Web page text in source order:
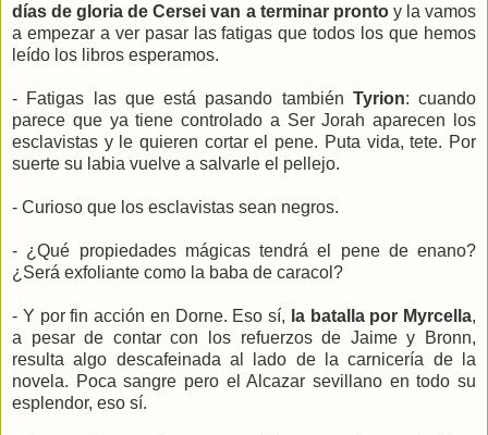
días de gloria de Cersei van a terminar prontoy la vamos
a empezar a ver pasar las fatigas que todos los que hemos
leído los libros esperamos.
- Fatigas las que está pasando también Tyrion: cuando
parece que ya tiene controlado a Ser Jorah aparecen los
esclavistas y le quieren cortar el pene. Puta vida, tete. Por
suerte su labia vuelve a salvarle el pellejo.
- Curioso que los esclavistas sean negros.
- ¿Qué propiedades mágicas tendrá el pene de enano?
¿Será exfoliante como la baba de caracol?
- Y por fin acción en Dorne. Eso sí, la batalla por Myrcella,
a pesar de contar con los refuerzos de Jaime y Bronn,
resulta algo descafeinada al lado de la carnicería de la
novela. Poca sangre pero el Alcazar sevillano en todo su
esplendor, eso sí.